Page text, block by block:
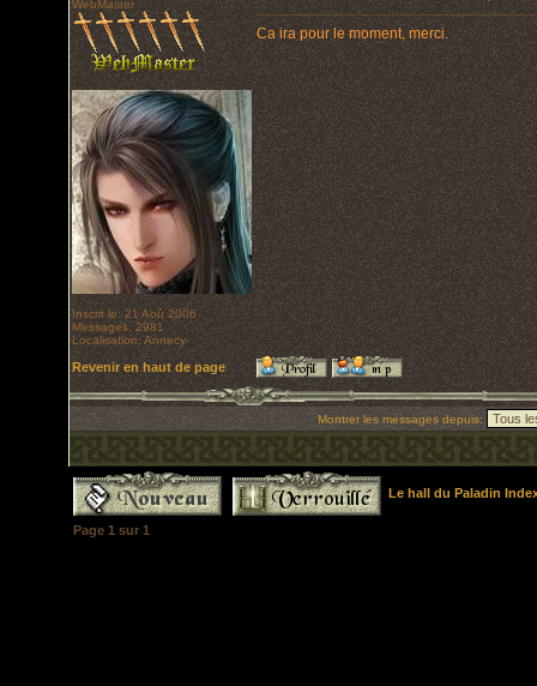
WebMaster
Inscrit le: 21 Aoû 2006
Messages: 2981
Localisation: Annecy
Ca ira pour le moment, merci.
Revenir en haut de page
Montrer les messages depuis:
Le hall du Paladin
Page 1 sur 1